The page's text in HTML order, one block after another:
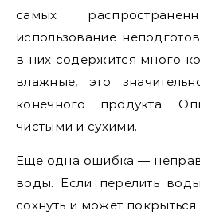
самых
использование
в них содержится много
влажные, это
конечного продукта.
чистыми и сухими.
Еще одна ошибка —
воды. Если перелить
сохнуть и может